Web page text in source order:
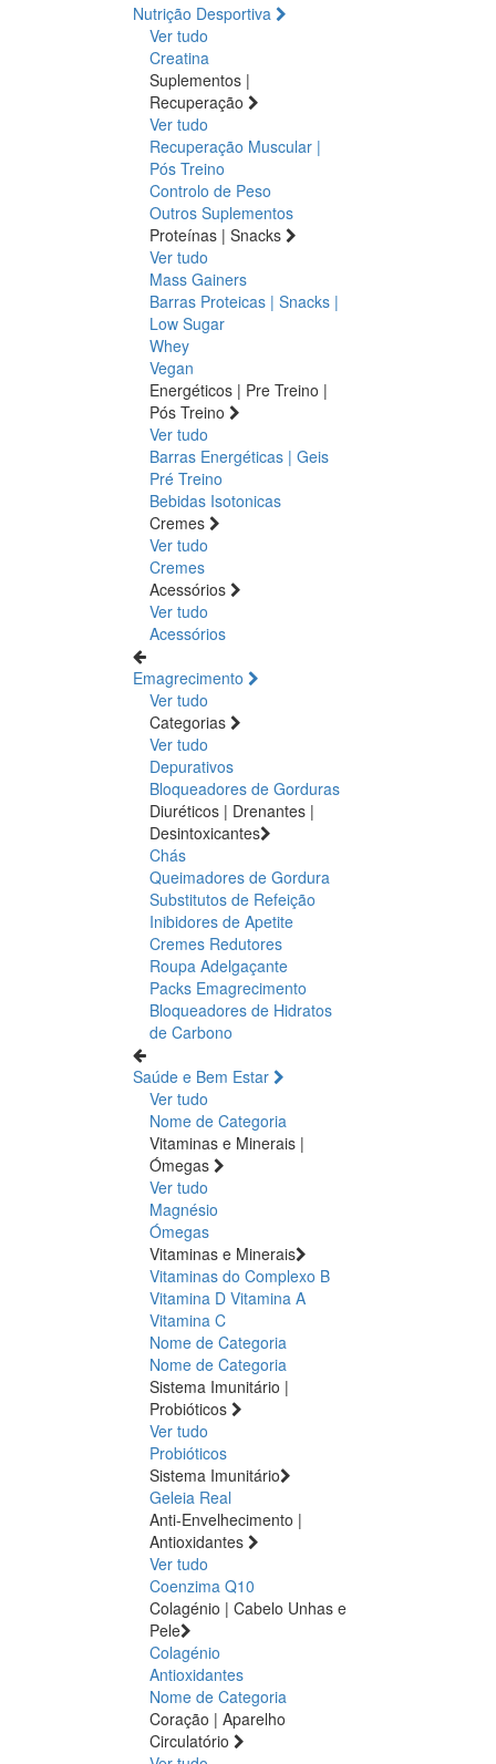
Nutrição Desportiva
Ver tudo
Creatina
Suplementos |
Recuperação
Ver tudo
Recuperação Muscular |
Pós Treino
Controlo de Peso
Outros Suplementos
Proteínas | Snacks
Ver tudo
Mass Gainers
Barras Proteicas | Snacks |
Low Sugar
Whey
Vegan
Energéticos | Pre Treino |
Pós Treino
Ver tudo
Barras Energéticas | Geis
Pré Treino
Bebidas Isotonicas
Cremes
Ver tudo
Cremes
Acessórios
Ver tudo
Acessórios
Emagrecimento
Ver tudo
Categorias
Ver tudo
Depurativos
Bloqueadores de Gorduras
Diuréticos | Drenantes |
Desintoxicantes
Chás
Queimadores de Gordura
Substitutos de Refeição
Inibidores de Apetite
Cremes Redutores
Roupa Adelgaçante
Packs Emagrecimento
Bloqueadores de Hidratos
de Carbono
Saúde e Bem Estar
Ver tudo
Nome de Categoria
Vitaminas e Minerais |
Ómegas
Ver tudo
Magnésio
Ómegas
Vitaminas e Minerais
Vitaminas do Complexo B
Vitamina D Vitamina A
Vitamina C
Nome de Categoria
Nome de Categoria
Sistema Imunitário |
Probióticos
Ver tudo
Probióticos
Sistema Imunitário
Geleia Real
Anti-Envelhecimento |
Antioxidantes
Ver tudo
Coenzima Q10
Colagénio | Cabelo Unhas e
Pele
Colagénio
Antioxidantes
Nome de Categoria
Coração | Aparelho
Circulatório